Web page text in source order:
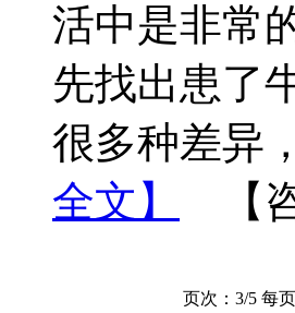
活中是非常
先找出患了
很多种差异
全文】
【
页次：3/5 每